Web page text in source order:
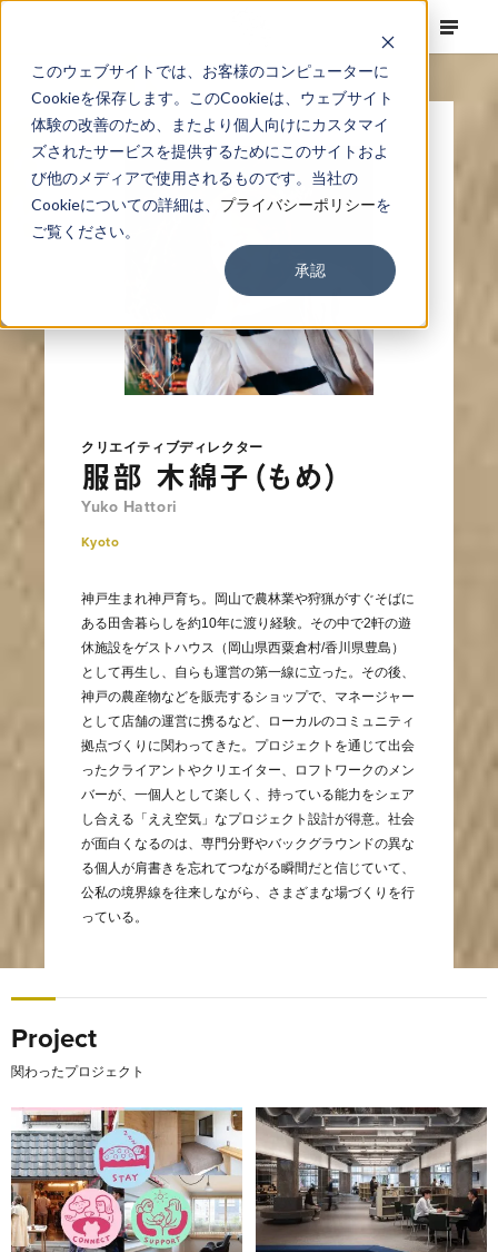
このウェブサイトでは、お客様のコンピューターに
Cookieを保存します。このCookieは、ウェブサイト
体験の改善のため、またより個人向けにカスタマイ
ズされたサービスを提供するためにこのサイトおよ
び他のメディアで使用されるものです。当社の
Cookieについての詳細は、 プライバシーポリシーを
ご覧ください。
承認
クリエイティブディレクター
服部 木綿子（もめ）
Yuko Hattori
Kyoto
神戸生まれ神戸育ち。岡山で農林業や狩猟がすぐそばに
ある田舎暮らしを約10年に渡り経験。その中で2軒の遊
休施設をゲストハウス（岡山県西粟倉村/香川県豊島）
として再生し、自らも運営の第一線に立った。その後、
神戸の農産物などを販売するショップで、マネージャー
として店舗の運営に携るなど、ローカルのコミュニティ
拠点づくりに関わってきた。プロジェクトを通じて出会
ったクライアントやクリエイター、ロフトワークのメン
バーが、一個人として楽しく、持っている能力をシェア
し合える「ええ空気」なプロジェクト設計が得意。社会
が面白くなるのは、専門分野やバックグラウンドの異な
る個人が肩書きを忘れてつながる瞬間だと信じていて、
公私の境界線を往来しながら、さまざまな場づくりを行
っている。
Project
関わったプロジェクト
閉ざされた福祉に「ひらく」を持ち込む ゆずりはの新拠点
意識改革の起点は、“働く空